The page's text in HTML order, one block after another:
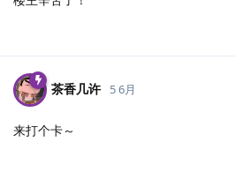
茶香几许 5 6月
来打个卡～